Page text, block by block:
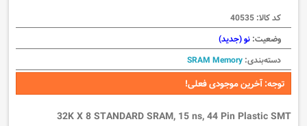
کد کالا: 40535
وضعیت: نو (جدید)
دسته‌بندی: SRAM Memory
توجه: آخرین موجودی فعلی!
32K X 8 STANDARD SRAM, 15 ns, 44 Pin Plastic SMT